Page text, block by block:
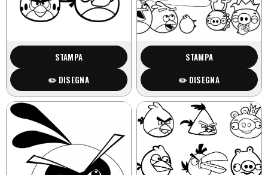
STAMPA
✏️ DISEGNA
STAMPA
✏️ DISEGNA